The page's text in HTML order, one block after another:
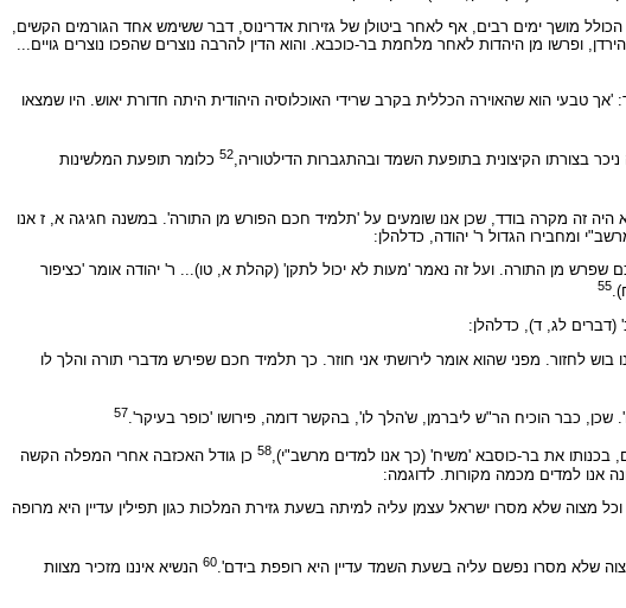
מושך ימים רבים, אף לאחר ביטולן של גזירות אדרינוס, דבר ששימש אחד הגורמים הקשים,
ופרשו מן היהדות לאחר מלחמת בר-כוכבא. והוא הדין להרבה נוצרים שהפכו נוצרים גויים...
טבעי הוא שהאוירה הכללית בקרב שרידי האוכלוסיה היהודית היתה חדורת יאוש. היו שמצאו
בצורתו הקיצונית בתופעת השמד ובהתגברות הדילטוריה, 52 כלומר תופעת המלשינות
זה מקרה בודד, שכן אנו שומעים על 'תלמיד חכם הפורש מן התורה'. במשנה חגיגה א, ז אנו
ומחבירו הגדול ר' יהודה, כדלהלן:
שפרש מן התורה. ועל זה נאמר 'מעות לא יכול לתקן' (קהלת א, טו)... ר' יהודה אומר 'כציפור
55
לג, ד), כדלהלן:
מפני שהוא אומר לירושתי אני חוזר. כך תלמיד חכם שפירש מדברי תורה והלך לו
כבר הוכיח הר"ש ליברמן, ש'הלך לו', בהקשר דומה, פירושו 'כופר בעיקר'.57
בכנותו את בר-כוסבא 'משיח' (כך אנו למדים מרשב"י),58 כן גודל האכזבה אחרי המפלה הקשה
אנו למדים מכמה מקורות. לדוגמה:
מצוה שלא מסרו ישראל עצמן עליה למיתה בשעת גזירת המלכות כגון תפילין עדיין היא מרופה
שלא מסרו נפשם עליה בשעת השמד עדיין היא רופפת בידם'.60 הנשיא איננו מזכיר מצוות